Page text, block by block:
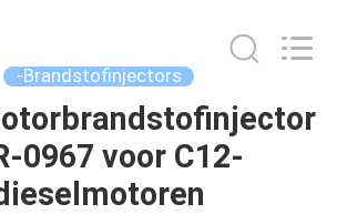
-Brandstofinjectors
0967 voor C12-